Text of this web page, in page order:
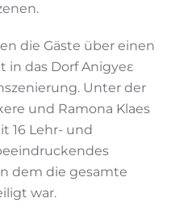
die Gäste über einen
in das Dorf Anigyeɛ
Unter der
und Ramona Klaes
16 Lehr- und
dem die gesamte
war.